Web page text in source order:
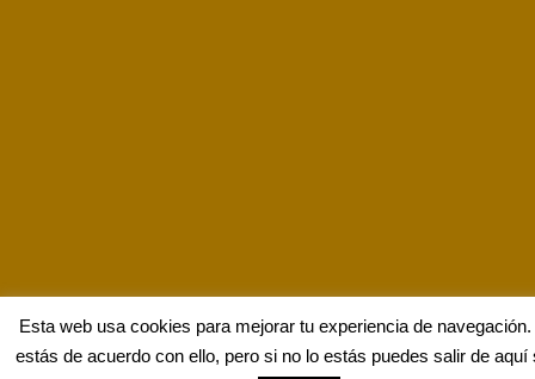
Esta web usa cookies para mejorar tu experiencia de
estás de acuerdo con ello, pero si no lo estás puedes salir de aquí